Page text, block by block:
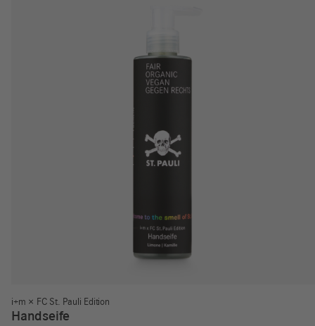
i+m × FC St. Pauli Edition
Handseife